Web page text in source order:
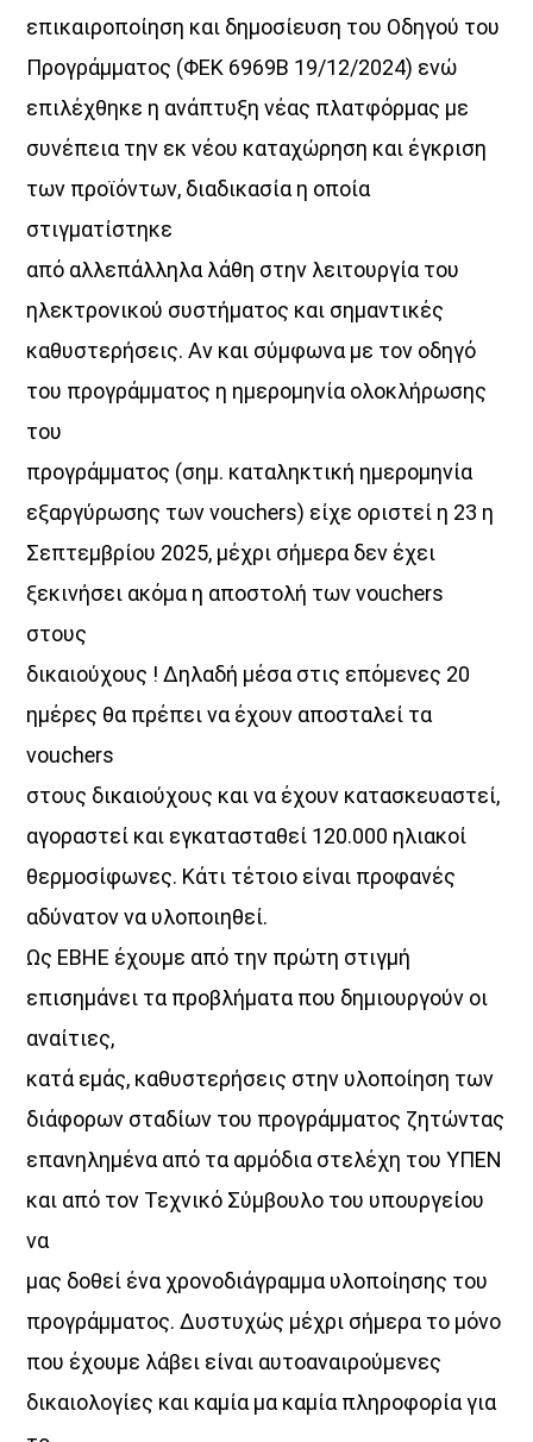
επικαιροποίηση και δημοσίευση του Οδηγού του
Προγράμματος (ΦΕΚ 6969Β 19/12/2024) ενώ
επιλέχθηκε η ανάπτυξη νέας πλατφόρμας με
συνέπεια την εκ νέου καταχώρηση και έγκριση
των προϊόντων, διαδικασία η οποία
στιγματίστηκε
από αλλεπάλληλα λάθη στην λειτουργία του
ηλεκτρονικού συστήματος και σημαντικές
καθυστερήσεις. Αν και σύμφωνα με τον οδηγό
του προγράμματος η ημερομηνία ολοκλήρωσης
του
προγράμματος (σημ. καταληκτική ημερομηνία
εξαργύρωσης των vouchers) είχε οριστεί η 23 η
Σεπτεμβρίου 2025, μέχρι σήμερα δεν έχει
ξεκινήσει ακόμα η αποστολή των vouchers
στους
δικαιούχους ! Δηλαδή μέσα στις επόμενες 20
ημέρες θα πρέπει να έχουν αποσταλεί τα
vouchers
στους δικαιούχους και να έχουν κατασκευαστεί,
αγοραστεί και εγκατασταθεί 120.000 ηλιακοί
θερμοσίφωνες. Κάτι τέτοιο είναι προφανές
αδύνατον να υλοποιηθεί.
Ως ΕΒΗΕ έχουμε από την πρώτη στιγμή
επισημάνει τα προβλήματα που δημιουργούν οι
αναίτιες,
κατά εμάς, καθυστερήσεις στην υλοποίηση των
διάφορων σταδίων του προγράμματος ζητώντας
επανηλημένα από τα αρμόδια στελέχη του ΥΠΕΝ
και από τον Τεχνικό Σύμβουλο του υπουργείου
να
μας δοθεί ένα χρονοδιάγραμμα υλοποίησης του
προγράμματος. Δυστυχώς μέχρι σήμερα το μόνο
που έχουμε λάβει είναι αυτοαναιρούμενες
δικαιολογίες και καμία μα καμία πληροφορία για